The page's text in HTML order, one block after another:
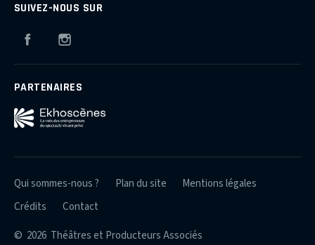
SUIVEZ-NOUS SUR
Facebook
PARTENAIRES
© 2026 Théâtres et Producteurs Associés
Qui sommes-nous ? Plan du site
Mentions légales
Crédits
Contact